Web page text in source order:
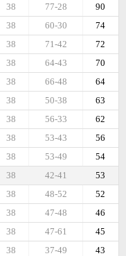
90
77-28
38
74
60-30
38
72
71-42
38
70
64-43
38
64
66-48
38
63
50-38
38
62
56-33
38
56
53-43
38
54
53-49
38
53
42-41
38
52
48-52
38
46
47-48
38
45
47-61
38
43
37-49
38